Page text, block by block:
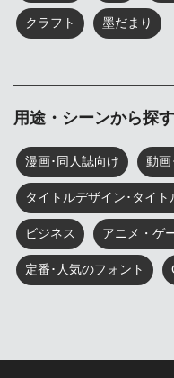
クラフト 墨だまり
用途・シーンから探す
漫画･同人誌向け 動画
タイトルデザイン･タイト
ビジネス アニメ・ゲ
定番･人気のフォント